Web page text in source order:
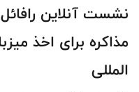
نشست آنلاین
مذاکره برای اخذ
المللی